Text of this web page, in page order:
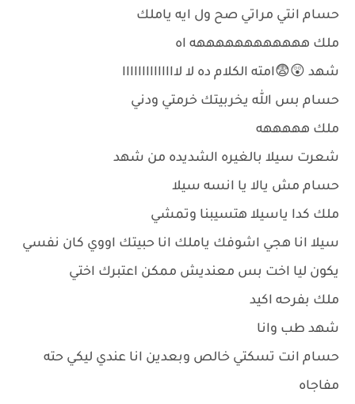
حسام انتي مراتي صح ول ايه ياملك
ملك ههههههههههههه اه
شهد 😲😨امته الكلام ده لا لاااااااااااااا
حسام بس الله يخربيتك خرمتي ودني
ملك هههههه
شعرت سيلا بالغيره الشديده من شهد
حسام مش يالا يا انسه سيلا
ملك كدا ياسيلا هتسيبنا وتمشي
سيلا انا هجي اشوفك ياملك انا حبيتك اووي كان نفسي
يكون ليا اخت بس معنديش ممكن اعتبرك اختي
ملك بفرحه اكيد
شهد طب وانا
حسام انت تسكتي خالص وبعدين انا عندي ليكي حته
مفاجاه